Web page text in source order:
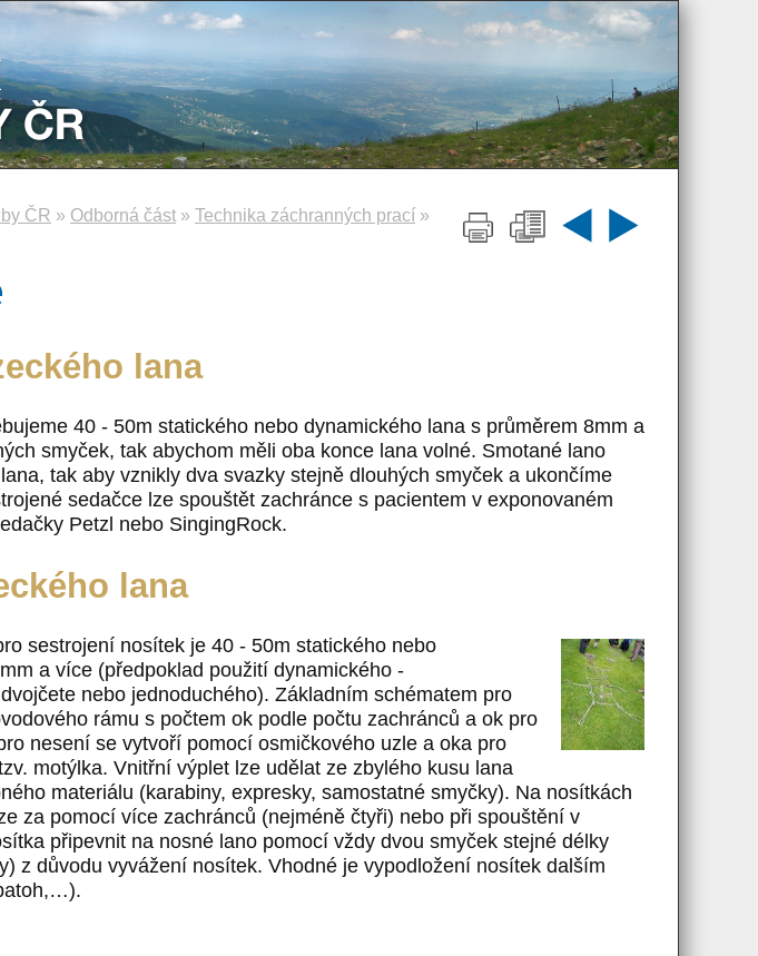
ČR » Odborná část » Technika záchranných prací »
lana
40 - 50m statického nebo dynamického lana s průměrem 8mm a
smyček, tak abychom měli oba konce lana volné. Smotané lano
tak aby vznikly dva svazky stejně dlouhých smyček a ukončíme
sedačce lze spouštět zachránce s pacientem v exponovaném
Petzl nebo SingingRock.
lana
sestrojení nosítek je 40 - 50m statického nebo
a více (předpoklad použití dynamického -
nebo jednoduchého). Základním schématem pro
rámu s počtem ok podle počtu zachránců a ok pro
nesení se vytvoří pomocí osmičkového uzle a oka pro
motýlka. Vnitřní výplet lze udělat ze zbylého kusu lana
materiálu (karabiny, expresky, samostatné smyčky). Na nosítkách
za pomocí více zachránců (nejméně čtyři) nebo při spouštění v
připevnit na nosné lano pomocí vždy dvou smyček stejné délky
z důvodu vyvážení nosítek. Vhodné je vypodložení nosítek dalším